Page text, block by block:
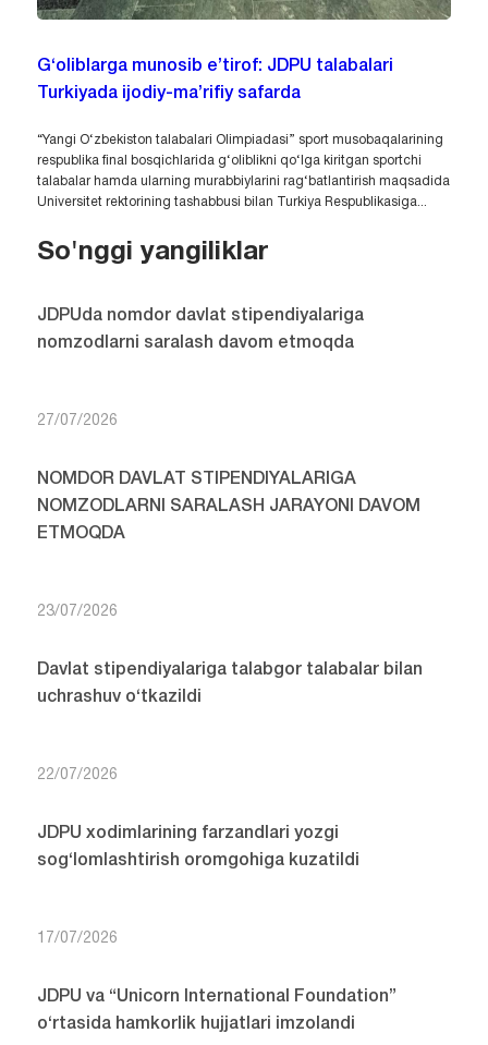
G‘oliblarga munosib e’tirof: JDPU talabalari
Turkiyada ijodiy-ma’rifiy safarda
“Yangi O‘zbekiston talabalari Olimpiadasi” sport musobaqalarining
respublika final bosqichlarida g‘oliblikni qo‘lga kiritgan sportchi
talabalar hamda ularning murabbiylarini rag‘batlantirish maqsadida
Universitet rektorining tashabbusi bilan Turkiya Respublikasiga...
So'nggi yangiliklar
JDPUda nomdor davlat stipendiyalariga
nomzodlarni saralash davom etmoqda
27/07/2026
NOMDOR DAVLAT STIPENDIYALARIGA
NOMZODLARNI SARALASH JARAYONI DAVOM
ETMOQDA
23/07/2026
Davlat stipendiyalariga talabgor talabalar bilan
uchrashuv o‘tkazildi
22/07/2026
JDPU xodimlarining farzandlari yozgi
sog‘lomlashtirish oromgohiga kuzatildi
17/07/2026
JDPU va “Unicorn International Foundation”
o‘rtasida hamkorlik hujjatlari imzolandi